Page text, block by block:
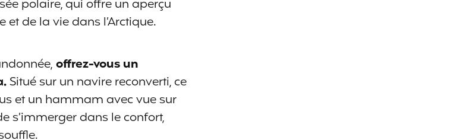
polaire, qui offre un aperçu
de la vie dans l’Arctique.
offrez-vous un
Situé sur un navire reconverti, ce
et un hammam avec vue sur
s’immerger dans le confort,